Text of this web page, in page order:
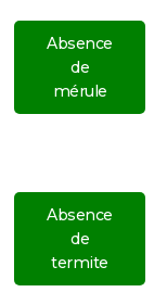
Absence
de
mérule
Absence
de
termite